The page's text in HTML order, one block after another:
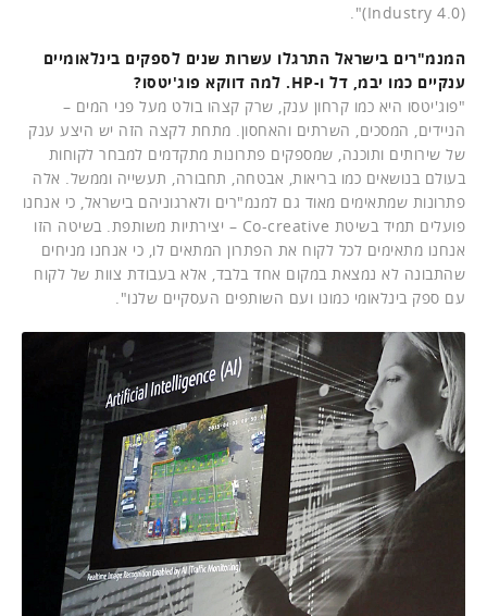
(Industry 4.0)".
המנמ"רים בישראל התרגלו עשרות שנים לספקים בינלאומיים
ענקיים כמו יבמ, דל ו-HP. למה דווקא פוג'יטסו?
"פוג'יטסו היא כמו קרחון ענק, שרק קצהו בולט מעל פני המים –
הניידים, המסכים, השרתים והאחסון. מתחת לקצה הזה יש היצע ענק
של שירותים ותוכנה, שמספקים פתרונות מתקדמים למבחר לקוחות
בעולם בנושאים כמו בריאות, אבטחה, תחבורה, תעשייה וממשל. אלה
פתרונות שמתאימים מאוד גם למנמ"רים ולארגוניהם בישראל, כי אנחנו
פועלים תמיד בשיטת Co-creative – יצירתיות משותפת. בשיטה הזו
אנחנו מתאימים לכל לקוח את הפתרון המתאים לו, כי אנחנו מניחים
שהתבונה לא נמצאת במקום אחד בלבד, אלא בעבודת צוות של לקוח
עם ספק בינלאומי כמונו ועם השותפים העסקיים שלנו".